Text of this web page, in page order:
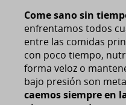
Come sano sin
enfrentamos todos
entre las comidas
con poco tiempo,
forma veloz o
bajo presión son
caemos siempre en